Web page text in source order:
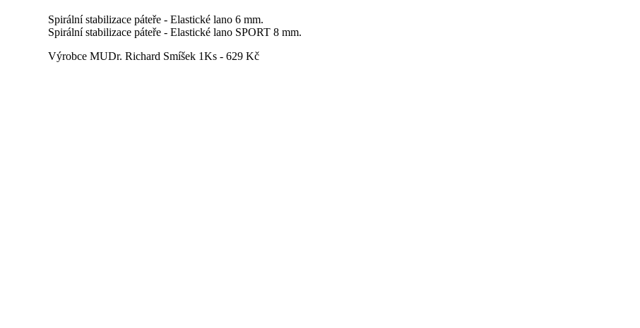
Spirální stabilizace páteře - Elastické lano 6 mm.
Spirální stabilizace páteře - Elastické lano SPORT 8 mm.
Výrobce MUDr. Richard Smíšek 1Ks - 629 Kč